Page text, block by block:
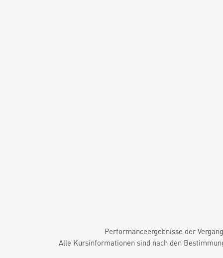
Performanceergebnisse der
Alle Kursinformationen sind nach den